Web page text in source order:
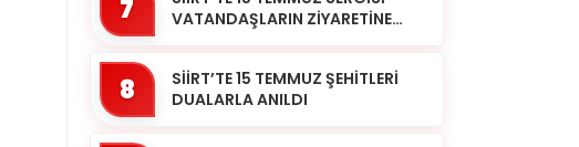
7
VATANDAŞLARIN ZİYARETİNE
8
SİİRT’TE 15 TEMMUZ ŞEHİTLERİ
DUALARLA ANILDI